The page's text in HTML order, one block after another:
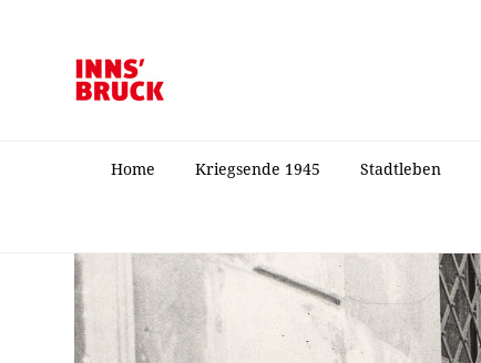
Home Kriegsende 1945 Stadtleben